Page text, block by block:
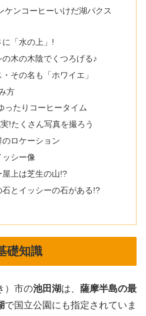
ケンコーヒーいけだ湖パクス
「水の上」!
木の木陰でくつろげる♪
その名も「ホワイエ」
方
ったりコーヒータイム
!たくさん写真を撮ろう
ロケーション
シー像
屋上は芝生の山!?
石とイッシーの石がある!?
礎知識
）市の池田湖は、 薩摩半島の最
で国立公園にも指定されていま